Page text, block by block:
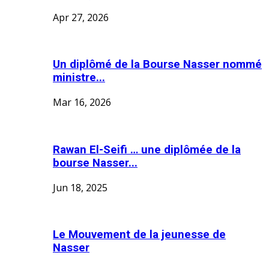
Apr 27, 2026
Un diplômé de la Bourse Nasser nommé
ministre...
Mar 16, 2026
Rawan El-Seifi … une diplômée de la
bourse Nasser...
Jun 18, 2025
Le Mouvement de la jeunesse de
Nasser